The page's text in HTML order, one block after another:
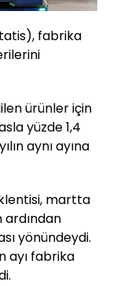
fabrika
ürünler için
yüzde 1,4
aynı ayına
martta
ardından
yönündeydi.
ayı fabrika